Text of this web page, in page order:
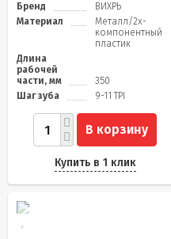
Бренд
ВИХРЬ
Материал
Металл/2х-
компонентный
пластик
Длина
рабочей
части, мм
350
Шаг зуба
9-11 TPI
В корзину
Купить в 1 клик